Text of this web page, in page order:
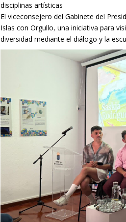
disciplinas artísticas
El viceconsejero del Gabinete del
Islas con Orgullo, una iniciativa para
diversidad mediante el diálogo y la